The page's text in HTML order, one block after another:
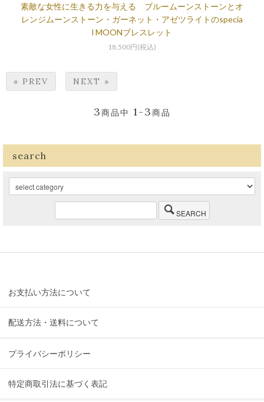
素敵な女性に生きる力を与える ブルームーンストーンとオ
レンジムーンストーン・ガーネット・アゼツライトのspecia
l MOONブレスレット
18,500円(税込)
« PREV NEXT »
3商品中 1-3商品
search
SEARCH
お支払い方法について
配送方法・送料について
プライバシーポリシー
特定商取引法に基づく表記